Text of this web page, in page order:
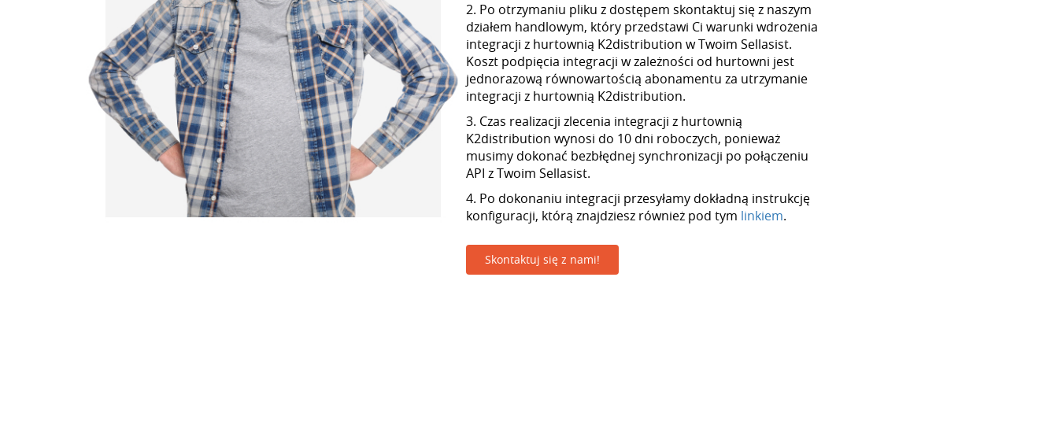
2. Po otrzymaniu pliku z dostępem skontaktuj się z naszym
działem handlowym, który przedstawi Ci warunki wdrożenia
integracji z hurtownią K2distribution w Twoim Sellasist.
Koszt podpięcia integracji w zależności od hurtowni jest
jednorazową równowartością abonamentu za utrzymanie
integracji z hurtownią K2distribution.
3. Czas realizacji zlecenia integracji z hurtownią
K2distribution wynosi do 10 dni roboczych, ponieważ
musimy dokonać bezbłędnej synchronizacji po połączeniu
API z Twoim Sellasist.
4. Po dokonaniu integracji przesyłamy dokładną instrukcję
konfiguracji, którą znajdziesz również pod tym linkiem.
Skontaktuj się z nami!